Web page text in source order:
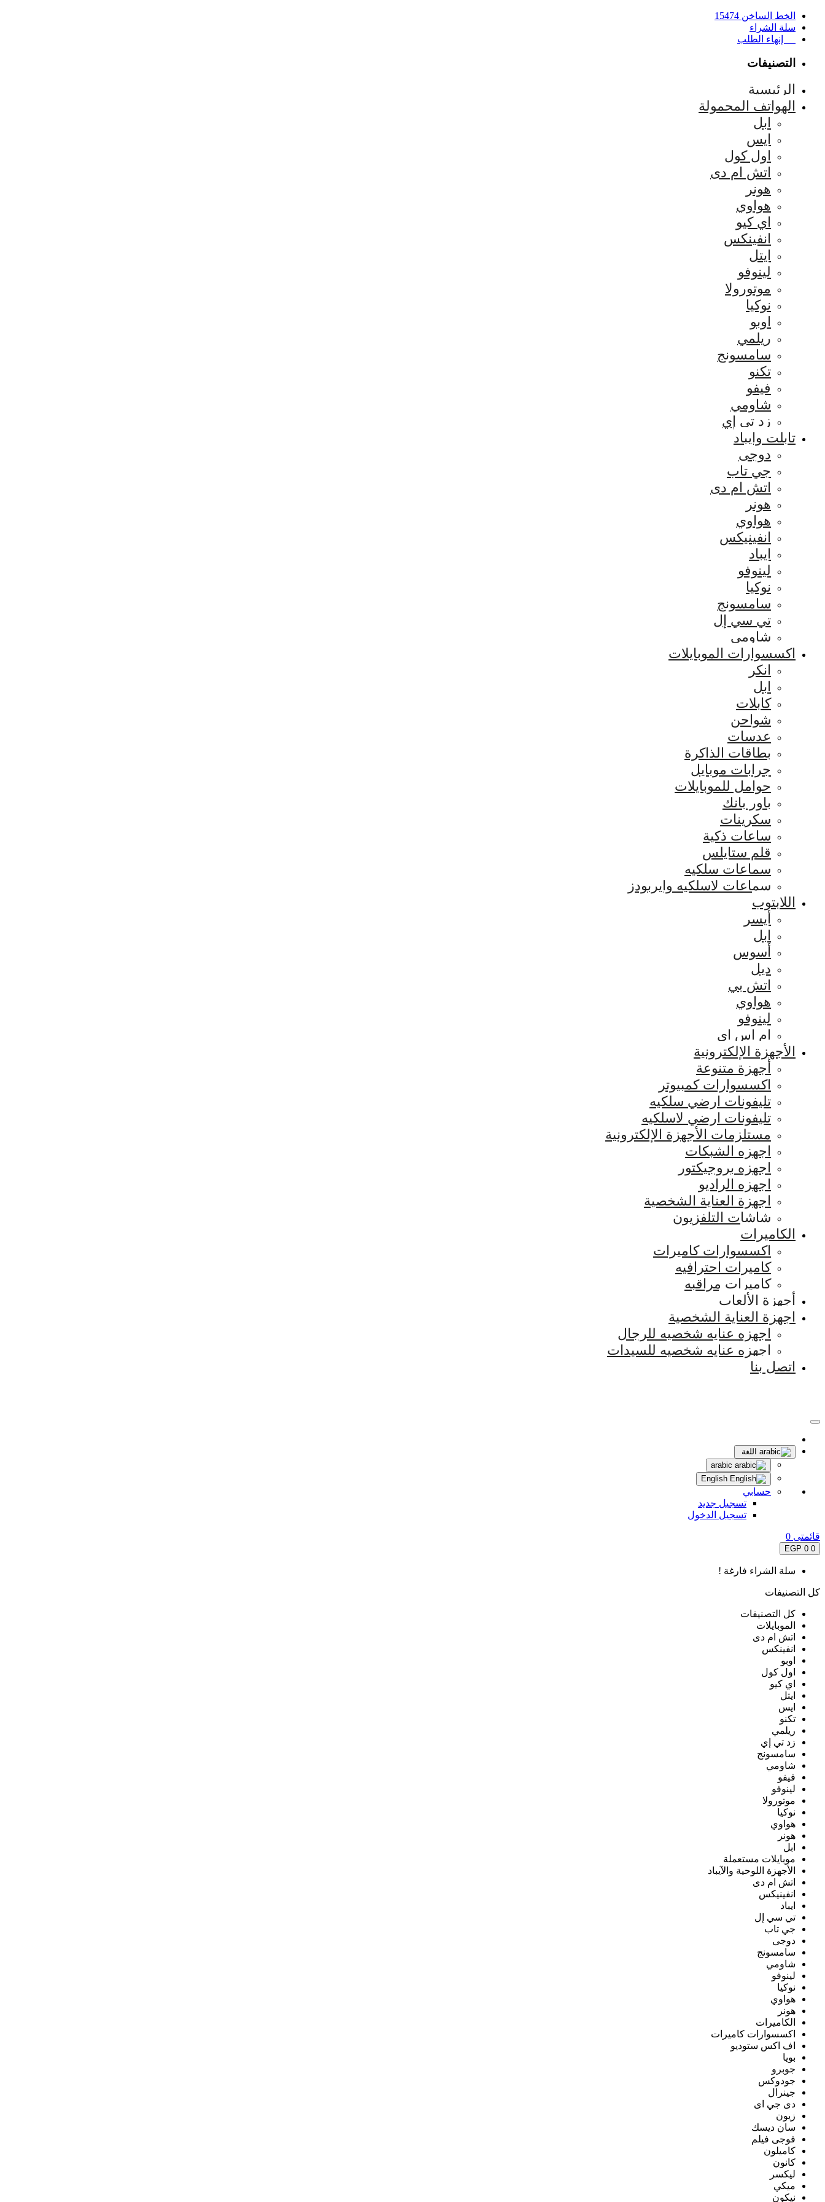
الخط الساخن 15474
سلة الشراء
إنهاء الطلب
التصنيفات
الرئيسية
الهواتف المحمولة
ابل
ايس
اول كول
اتش ام دى
هونر
هواوي
اي كيو
انفينكس
ايتل
لينوفو
موتورولا
نوكيا
اوبو
ريلمي
سامسونج
تكنو
فيفو
شاومي
زد تي إي
تابلت وايباد
دوجى
جي تاب
اتش ام دى
هونر
هواوي
انفينيكس
ايباد
لينوفو
نوكيا
سامسونج
تي سي إل
شاومي
اكسسوارات الموبايلات
انكر
ابل
كابلات
شواحن
عدسات
بطاقات الذاكرة
جرابات موبايل
حوامل للموبايلات
باور بانك
سكرينات
ساعات ذكية
قلم ستايلس
سماعات سلكيه
سماعات لاسلكيه وايربودز
اللابتوب
أيسر
ابل
أسوس
ديل
اتش بي
هواوي
لينوفو
ام اس اي
الأجهزة الإلكترونية
أجهزة متنوعة
اكسسوارات كمبيوتر
تليفونات ارضي سلكيه
تليفونات ارضي لاسلكيه
مستلزمات الأجهزة الإلكترونية
اجهزه الشبكات
اجهزه بروجيكتور
اجهزه الراديو
اجهزة العناية الشخصية
شاشات التلفزيون
الكاميرات
اكسسوارات كاميرات
كاميرات احترافيه
كاميرات مراقبه
أجهزة الألعاب
اجهزة العناية الشخصية
اجهزه عنايه شخصيه للرجال
اجهزه عنايه شخصيه للسيدات
اتصل بنا
اللغة
حسابي
تسجيل جديد
تسجيل الدخول
قائمتى 0
0
0 EGP
سلة الشراء فارغة !
كل التصنيفات
كل التصنيفات
الموبايلات
اتش ام دى
انفينكس
اوبو
اول كول
اي كيو
ايتل
ايس
تكنو
ريلمي
زد تي إي
سامسونج
شاومي
فيفو
لينوفو
موتورولا
نوكيا
هواوي
هونر
ابل
موبايلات مستعملة
الأجهزة اللوحية والآيباد
اتش ام دى
انفينيكس
ايباد
تي سي إل
جي تاب
دوجى
سامسونج
شاومي
لينوفو
نوكيا
هواوي
هونر
الكاميرات
اكسسوارات كاميرات
اف اكس ستوديو
بويا
جوبرو
جودوكس
جينرال
دى جي اى
زيون
سان ديسك
فوجى فيلم
كاميلون
كانون
ليكسر
ميكي
نيكون